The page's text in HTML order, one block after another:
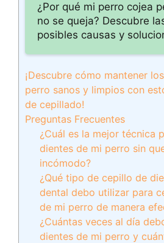
¿Por qué mi perro cojea
no se queja? Descubre
posibles causas y
¡Descubre cómo mantener
perro sanos y limpios con
de cepillado!
Preguntas Frecuentes
¿Cuál es la mejor técnica
dientes de mi perro sin
incómodo?
¿Qué tipo de cepillo de
dental debo utilizar para
de mi perro de manera
¿Cuántas veces al día
dientes de mi perro y